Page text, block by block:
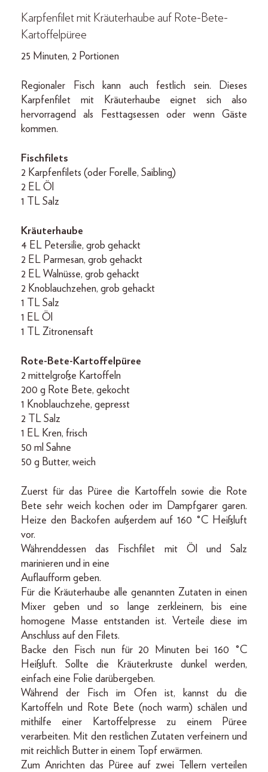
Karpfenfilet mit Kräuterhaube auf Rote-Bete-
Kartoffelpüree
25 Minuten, 2 Portionen
Regionaler Fisch kann auch festlich sein. Dieses
Karpfenfilet mit Kräuterhaube eignet sich also
hervorragend als Festtags­essen oder wenn Gäste
kommen.
Fischfilets
2 Karpfenfilets (oder Forelle, Saibling)
2 EL Öl
1 TL Salz
Kräuterhaube
4 EL Petersilie, grob gehackt
2 EL Parmesan, grob gehackt
2 EL Walnüsse, grob gehackt
2 Knoblauchzehen, grob gehackt
1 TL Salz
1 EL Öl
1 TL Zitronensaft
Rote-Bete-Kartoffelpüree
2 mittelgroße Kartoffeln
200 g Rote Bete, gekocht
1 Knoblauchzehe, gepresst
2 TL Salz
1 EL Kren, frisch
50 ml Sahne
50 g Butter, weich
Zuerst für das Püree die Kartoffeln sowie die Rote
Bete sehr weich kochen oder im Dampfgarer garen.
Heize den Backofen außerdem auf 160 °C Heißluft
vor.
Währenddessen das Fischfilet mit Öl und Salz
marinieren und in eine
Auflaufform geben.
Für die Kräuterhaube alle genannten Zutaten in einen
Mixer geben und so lange zerkleinern, bis eine
homogene Masse entstanden ist. Verteile diese im
Anschluss auf den Filets.
Backe den Fisch nun für 20 Minuten bei 160 °C
Heißluft. Sollte die Kräuterkruste dunkel werden,
einfach eine Folie darübergeben.
Während der Fisch im Ofen ist, kannst du die
Kartoffeln und Rote Bete (noch warm) schälen und
mithilfe einer Kartoffelpresse zu einem Püree
verarbeiten. Mit den restlichen Zutaten verfeinern und
mit reichlich Butter in einem Topf erwärmen.
Zum Anrichten das Püree auf zwei Tellern verteilen